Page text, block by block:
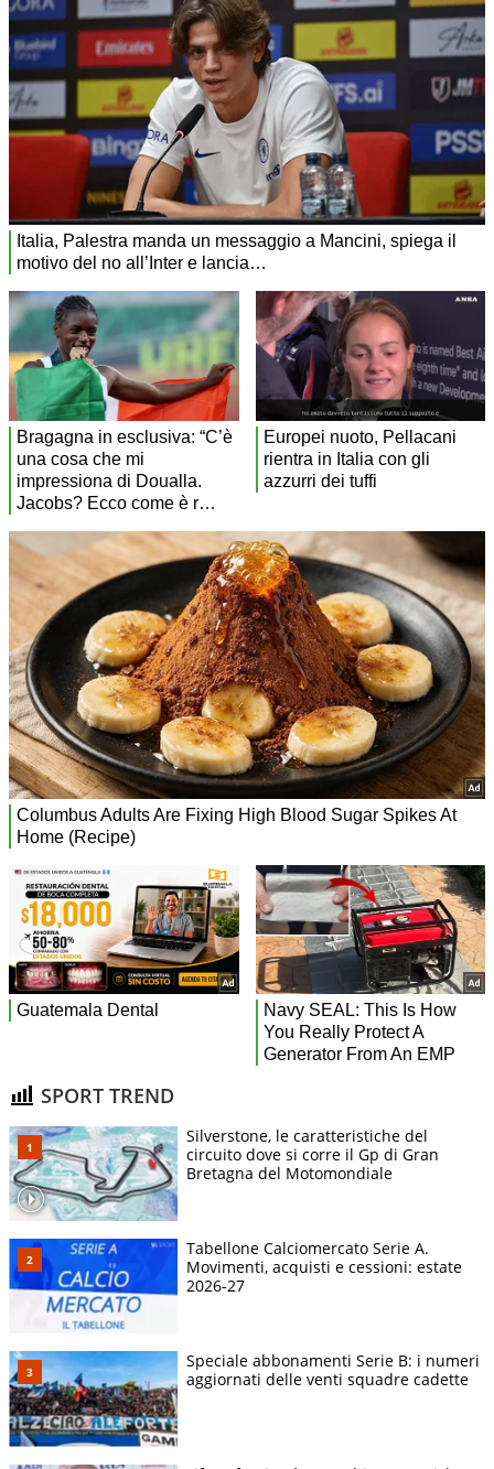
SPORT TREND
Silverstone, le caratteristiche del
circuito dove si corre il Gp di Gran
Bretagna del Motomondiale
Tabellone Calciomercato Serie A.
Movimenti, acquisti e cessioni: estate
2026-27
Speciale abbonamenti Serie B: i numeri
aggiornati delle venti squadre cadette